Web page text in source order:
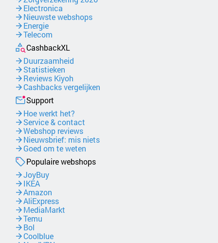
Electronica
Nieuwste webshops
Energie
Telecom
CashbackXL
Duurzaamheid
Statistieken
Reviews Kiyoh
Cashbacks vergelijken
Support
Hoe werkt het?
Service & contact
Webshop reviews
Nieuwsbrief: mis niets
Goed om te weten
Populaire webshops
JoyBuy
IKEA
Amazon
AliExpress
MediaMarkt
Temu
Bol
Coolblue